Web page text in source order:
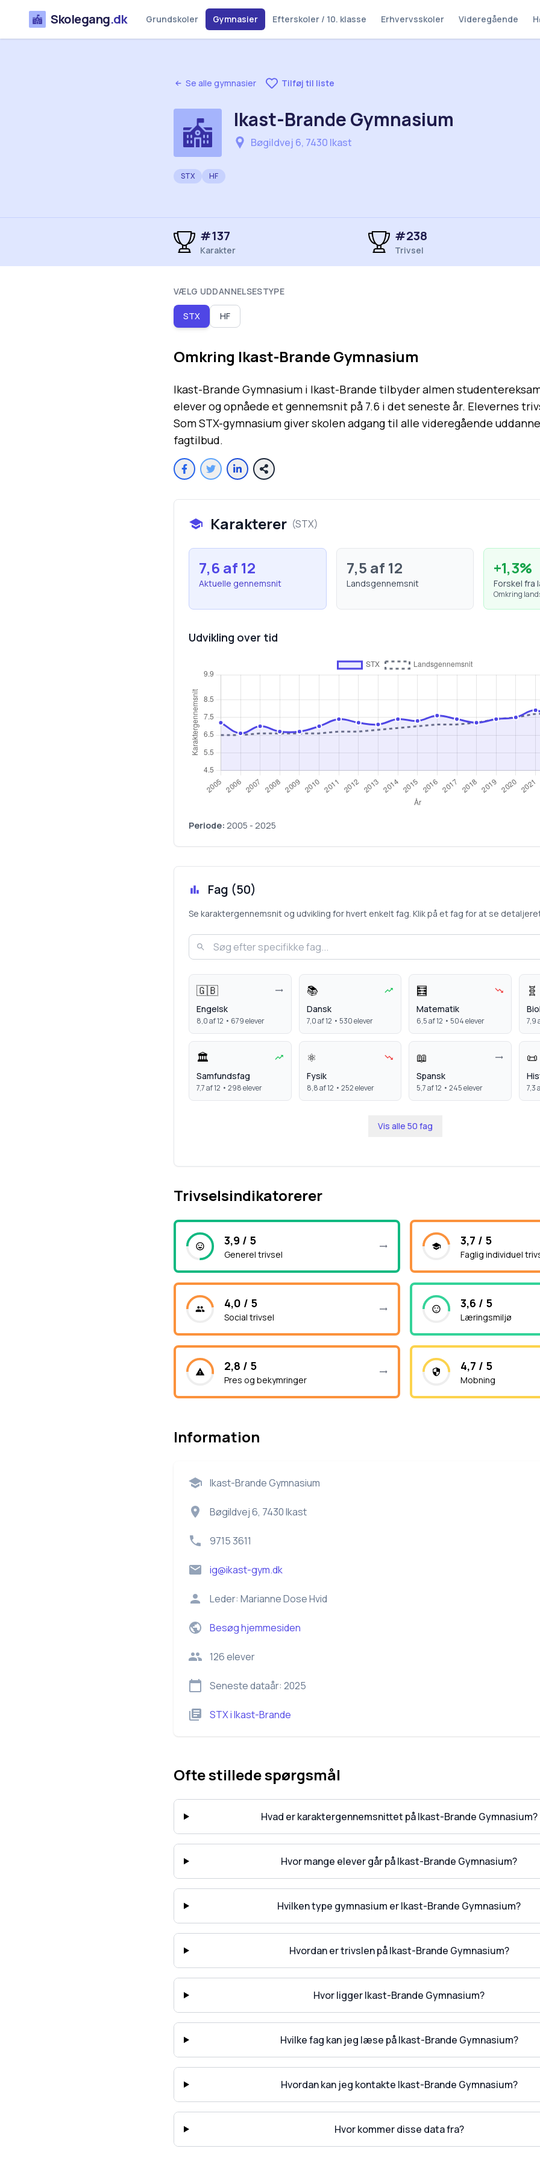
Skolegang.dk Grundskoler Gymnasier Efterskoler / 10. klasse Erhvervsskoler Videregående
Se alle gymnasier Tilføj til liste
Ikast-Brande Gymnasium
Bøgildvej 6, 7430 Ikast
STX HF
#137
Karakter
#238
Trivsel
VÆLG UDDANNELSESTYPE
STX HF
Omkring Ikast-Brande Gymnasium
Ikast-Brande Gymnasium i Ikast-Brande tilbyder almen
elever og opnåede et gennemsnit på 7.6 i det seneste år. Elevernes
Som STX-gymnasium giver skolen adgang til alle videregående
fagtilbud.
Karakterer (STX)
7,6 af 12
Aktuelle gennemsnit
7,5 af 12
Landsgennemsnit
+1,3%
Forskel fra
Omkring
Udvikling over tid
Periode: 2005 - 2025
Fag (50)
Se karaktergennemsnit og udvikling for hvert enkelt fag. Klik på et fag for at se
🇬🇧
Engelsk
8,0af 12 • 679elever
📚
Dansk
7,0af 12 • 530elever
🧮
Matematik
6,5af 12 • 504elever
🧬
7,9
🏛️
Samfundsfag
7,7af 12 • 298elever
⚛️
Fysik
8,8af 12 • 252elever
📖
Spansk
5,7af 12 • 245elever
📜
7,3
Vis alle 50 fag
Trivselsindikatorerer
3,9 / 5
Generel trivsel
3,7 / 5
Faglig individuel
4,0 / 5
Social trivsel
3,6 / 5
Læringsmiljø
2,8 / 5
Pres og bekymringer
4,7 / 5
Mobning
Information
Ikast-Brande Gymnasium
Bøgildvej 6, 7430 Ikast
9715 3611
ig@ikast-gym.dk
Leder: Marianne Dose Hvid
Besøg hjemmesiden
126elever
Seneste dataår: 2025
STXiIkast-Brande
Ofte stillede spørgsmål
Hvad er karaktergennemsnittet på Ikast-Brande Gymnasium?
Hvor mange elever går på Ikast-Brande Gymnasium?
Hvilken type gymnasium er Ikast-Brande Gymnasium?
Hvordan er trivslen på Ikast-Brande Gymnasium?
Hvor ligger Ikast-Brande Gymnasium?
Hvilke fag kan jeg læse på Ikast-Brande Gymnasium?
Hvordan kan jeg kontakte Ikast-Brande Gymnasium?
Hvor kommer disse data fra?